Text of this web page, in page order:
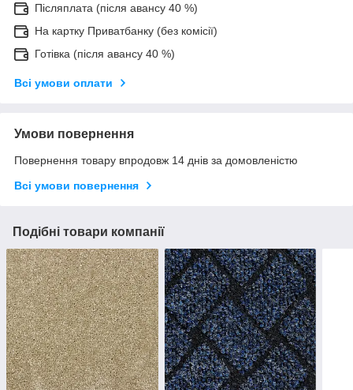
Післяплата (після авансу 40 %)
На картку Приватбанку (без комісії)
Готівка (після авансу 40 %)
Всі умови оплати
Умови повернення
Повернення товару впродовж 14 днів за домовленістю
Всі умови повернення
Подібні товари компанії